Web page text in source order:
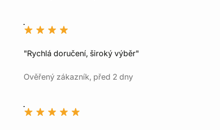
"Rychlá doručení, široký výběr"
Ověřený zákazník, před 2 dny